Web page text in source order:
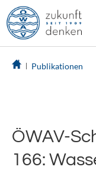
Publikationen
ÖWAV-
166: